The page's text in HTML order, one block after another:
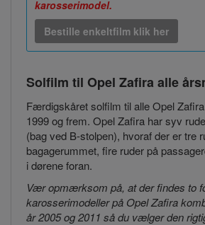
karosserimodel.
Bestille enkeltfilm klik her
Solfilm til Opel Zafiraalle
Færdigskåret solfilm til alle Opel
1999 og frem. Opel Zafira har syv
(bag ved B-stolpen), hvoraf der er tre
bagagerummet, fire ruder på
i dørene foran.
Vær opmærksom på, at der findes to
karosserimodeller på Opel Zafira
år 2005 og 2011 så du vælger den